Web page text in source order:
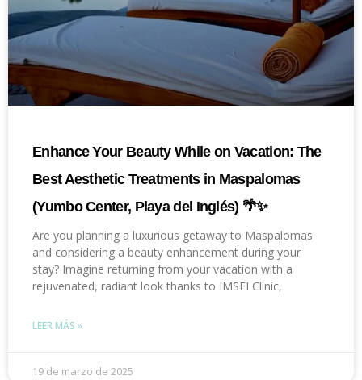
Enhance Your Beauty While on Vacation: The
Best Aesthetic Treatments in Maspalomas
(Yumbo Center, Playa del Inglés) 🌴✨
Are you planning a luxurious getaway to Maspalomas
and considering a beauty enhancement during your
stay? Imagine returning from your vacation with a
rejuvenated, radiant look thanks to IMSEI Clinic,
LEER MÁS »
19 de marzo de 2025